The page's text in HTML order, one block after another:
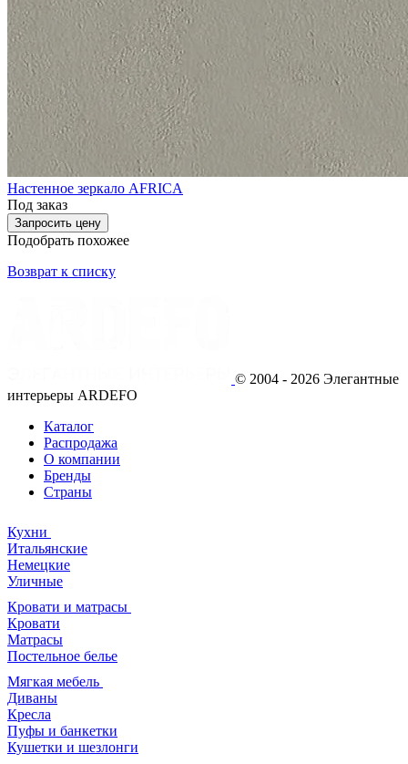
Настенное зеркало AFRICA
Под заказ
Запросить цену
Подобрать похожее
Возврат к списку
© 2004 - 2026 Элегантные
интерьеры ARDEFO
Каталог
Распродажа
О компании
Бренды
Страны
Кухни
Итальянские
Немецкие
Уличные
Кровати и матрасы
Кровати
Матрасы
Постельное белье
Мягкая мебель
Диваны
Кресла
Пуфы и банкетки
Кушетки и шезлонги